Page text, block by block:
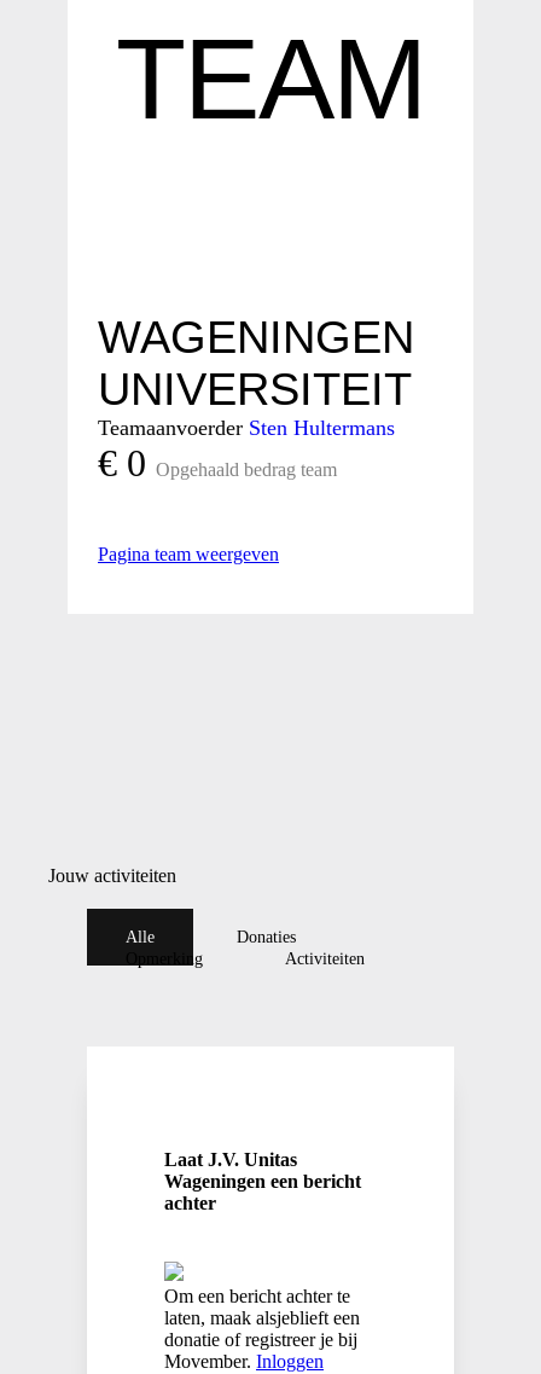
TEAM
WAGENINGEN
UNIVERSITEIT
Teamaanvoerder Sten Hultermans
€ 0 Opgehaald bedrag team
Pagina team weergeven
Jouw activiteiten
Alle
Donaties
Opmerking
Activiteiten
Laat J.V. Unitas
Wageningen een bericht
achter
Om een bericht achter te
laten, maak alsjeblieft een
donatie of registreer je bij
Movember. Inloggen